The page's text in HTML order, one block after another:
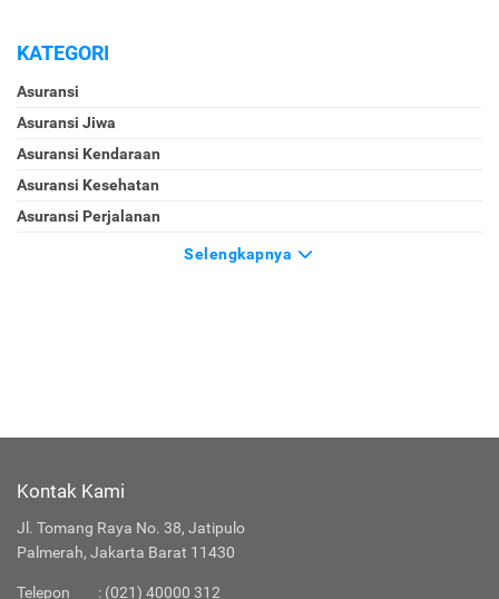
KATEGORI
Asuransi
Asuransi Jiwa
Asuransi Kendaraan
Asuransi Kesehatan
Asuransi Perjalanan
Selengkapnya
Kontak Kami
Jl. Tomang Raya No. 38, Jatipulo
Palmerah, Jakarta Barat 11430
Telepon : (021) 40000 312